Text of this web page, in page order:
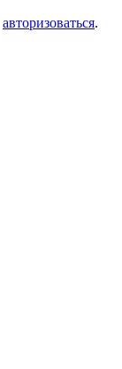
авторизоваться.